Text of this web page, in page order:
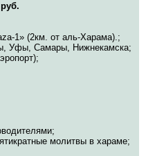
1» (2км. от аль-Харама).;
Уфы, Самары, Нижнекамска;
молитвы в хараме;